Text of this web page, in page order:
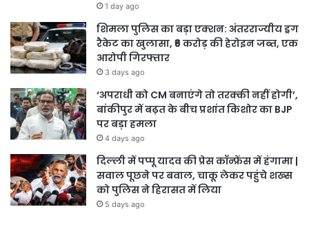
1 day ago
शिमला पुलिस का बड़ा एक्शन: अंतरराज्यीय ड्रग
रैकेट का खुलासा, ₹6 करोड़ की हेरोइन जब्त, एक
आरोपी गिरफ्तार
3 days ago
‘अपराधी को CM बनाएंगे तो तरक्की नहीं होगी’,
बांकीपुर में बढ़त के बीच प्रशांत किशोर का BJP
पर बड़ा हमला
4 days ago
दिल्ली में पप्पू यादव की प्रेस कॉन्फ्रेंस में हंगामा |
सवाल पूछने पर बवाल, चाकू लेकर पहुंचे शख्स
को पुलिस ने हिरासत में लिया
5 days ago